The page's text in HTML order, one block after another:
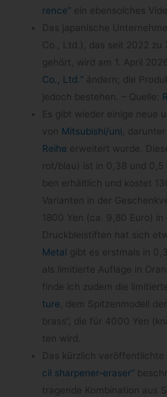
rence“ ein eben­sol­ches
Das japa­ni­sche
Co., Ltd.), das seit 2022 zu
gehört, wird am 1. April
Co., Ltd.“ ändern; die
jedoch bestehen. – Quelle:
Es gibt wie­der einige neue
von Mitsubishi/​uni ,
Reihe erwei­tert wurde.
rot/​blau) ist in 0,38 und 0,5
ben erhält­lich und kos­tet
Vari­an­ten in der
1800 Yen (ca. 9,80 Euro)
Druck­blei­stif­ten hat sich
Metal gibt es erst­mals in
als limi­tierte Auf­lage in
finde ich zudem die
ture , dem Spit­zen­mo­dell der
brass“, die für 4000 Yen
ten wird.
Das kürz­lich ver­öf­fent­lichte
cil sharpener-​eraser“
tra­gende Kom­bi­na­tion aus